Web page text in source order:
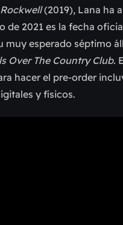
(2019), Lana ha
de 2021 es la fecha
muy esperado séptimo
Over The Country Club.
hacer el pre-order
y físicos.